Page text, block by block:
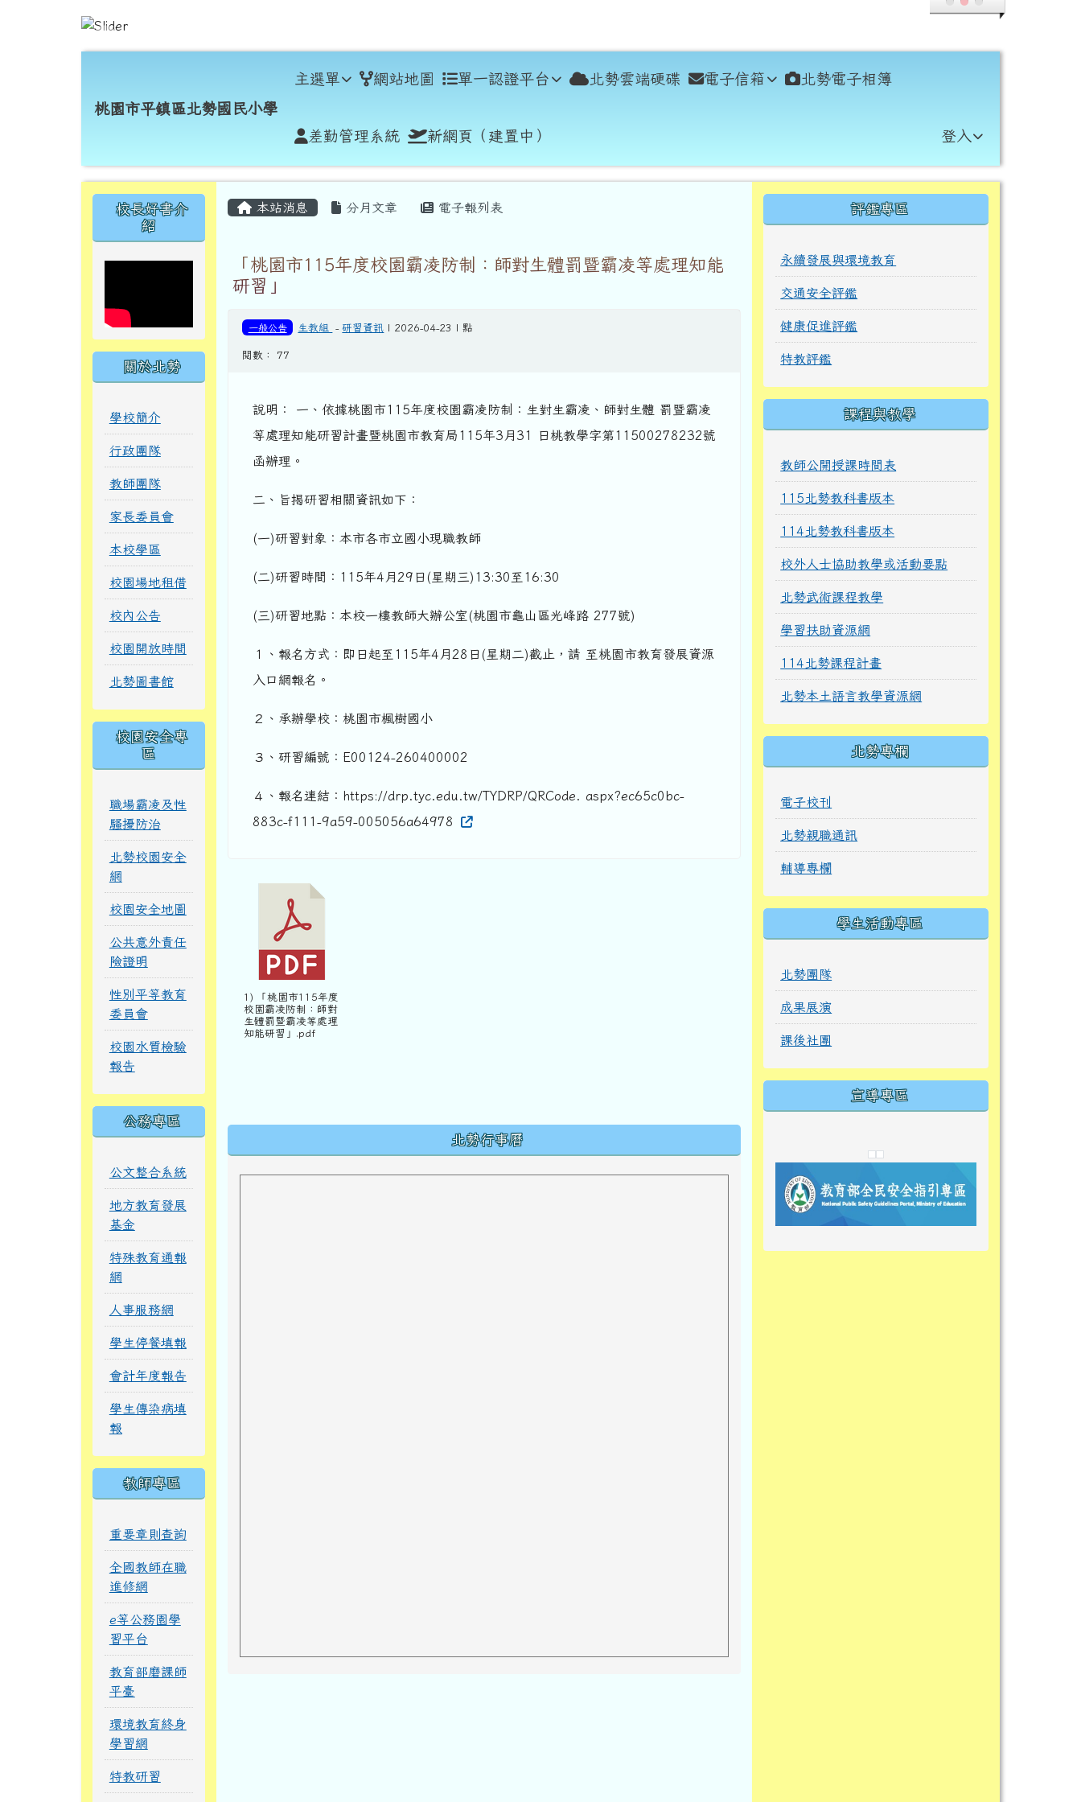
桃園市平鎮區北勢國民小學
桃園市平鎮區北勢國民小學
主選單 網站地圖 單一認證平台 北勢雲端硬碟 電子信箱 北勢電子相簿
差勤管理系統 新網頁（建置中） 登入
左邊區域內容
校長好書介
紹
關於北勢
學校簡介
行政團隊
教師團隊
家長委員會
本校學區
校園場地租借
校內公告
校園開放時間
北勢圖書館
校園安全專
區
職場霸凌及性
騷擾防治
北勢校園安全
網
校園安全地圖
公共意外責任
險證明
性別平等教育
委員會
校園水質檢驗
報告
公務專區
公文整合系統
地方教育發展
基金
特殊教育通報
網
人事服務網
學生停餐填報
會計年度報告
學生傳染病填
報
教師專區
重要章則查詢
全國教師在職
進修網
e等公務園學
習平台
教育部磨課師
平臺
環境教育終身
學習網
特教研習
主內容區域
本站消息 分月文章 電子報列表
「桃園市115年度校園霸凌防制：師對生體罰暨霸凌等處理知能
研習」
一般公告 生教組 -研習資訊 | 2026-04-23 | 點
閱數： 77
說明： 一、依據桃園市115年度校園霸凌防制：生對生霸凌、師對生體 罰暨霸凌
等處理知能研習計畫暨桃園市教育局115年3月31 日桃教學字第11500278232號
函辦理。
二、旨揭研習相關資訊如下：
(一)研習對象：本市各市立國小現職教師
(二)研習時間：115年4月29日(星期三)13:30至16:30
(三)研習地點：本校一樓教師大辦公室(桃園市龜山區光峰路 277號)
１、報名方式：即日起至115年4月28日(星期二)截止，請 至桃園市教育發展資源
入口網報名。
２、承辦學校：桃園市楓樹國小
３、研習編號：E00124-260400002
４、報名連結：https://drp.tyc.edu.tw/TYDRP/QRCode. aspx?ec65c0bc-
883c-f111-9a59-005056a64978
1) 「桃園市115年度
校園霸凌防制：師對
生體罰暨霸凌等處理
知能研習」.pdf
北勢行事曆
右邊區域內容
評鑑專區
永續發展與環境教育
交通安全評鑑
健康促進評鑑
特教評鑑
課程與教學
教師公開授課時間表
115北勢教科書版本
114北勢教科書版本
校外人士協助教學或活動要點
北勢武術課程教學
學習扶助資源網
114北勢課程計畫
北勢本土語言教學資源網
北勢專欄
電子校刊
北勢親職通訊
輔導專欄
學生活動專區
北勢團隊
成果展演
課後社團
宣導專區
link to https://
link to https://eliteracy.edu.tw/
link to https://
link to https://10000.gov.tw/
link to https://eliteracy.edu.tw/
link to https://10000.gov.tw/
link to https://
link to https://
link to https://i.win.org.tw/
link to https://
link to https://
link to https://
link to https://
頁尾區域